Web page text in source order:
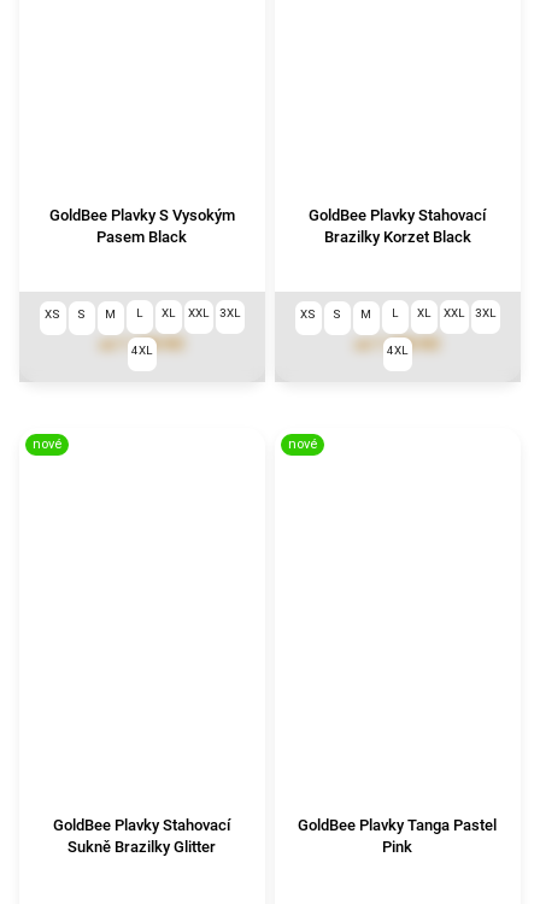
GoldBee Plavky S Vysokým
Pasem Black
1 190 Kč
XS S M L XL XXL 3XL
4XL
GoldBee Plavky Stahovací
Brazilky Korzet Black
1 390 Kč
XS S M L XL XXL 3XL
4XL
nové
GoldBee Plavky Stahovací
Sukně Brazilky Glitter
nové
GoldBee Plavky Tanga Pastel
Pink